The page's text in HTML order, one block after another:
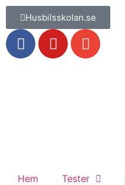
Husbilsskolan.se
Hem Tester